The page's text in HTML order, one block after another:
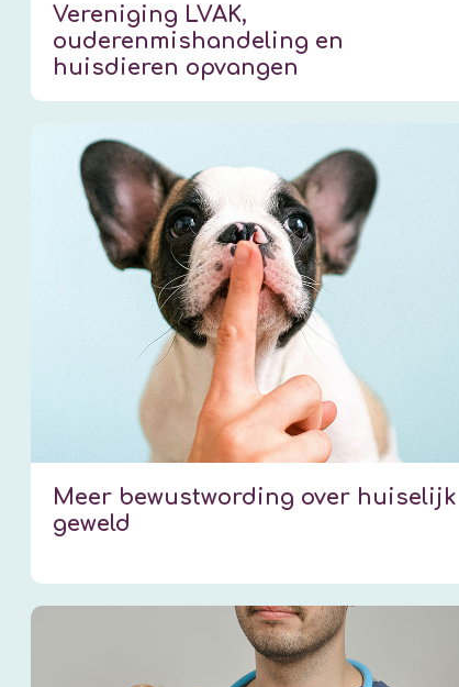
Vereniging LVAK,
ouderenmishandeling en
huisdieren opvangen
Meer bewustwording over huiselijk
geweld